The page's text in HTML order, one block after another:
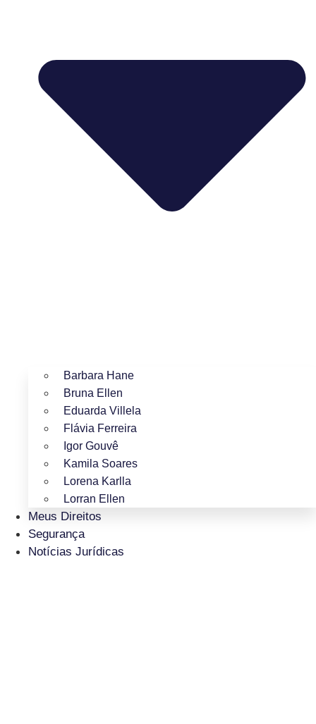
Barbara Hane
Bruna Ellen
Eduarda Villela
Flávia Ferreira
Igor Gouvê
Kamila Soares
Lorena Karlla
Lorran Ellen
Meus Direitos
Segurança
Notícias Jurídicas